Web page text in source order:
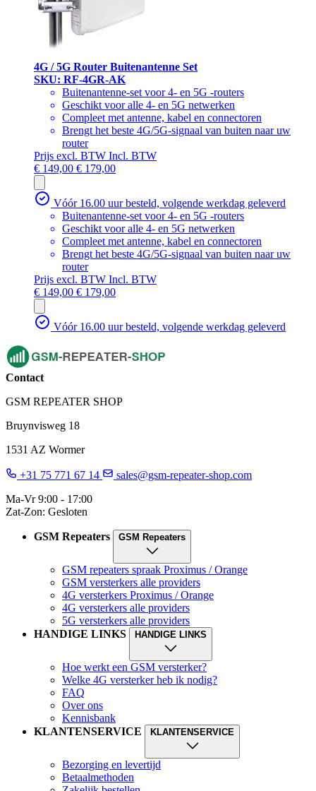
4G / 5G Router Buitenantenne Set
SKU: RF-4GR-AK
Buitenantenne-set voor 4- en 5G -routers
Geschikt voor alle 4- en 5G netwerken
Compleet met antenne, kabel en connectoren
Brengt het beste 4G/5G-signaal van buiten naar uw
router
Prijs excl. BTW Incl. BTW
€ 149,00 € 179,00
Vóór 16.00 uur besteld, volgende werkdag geleverd
Buitenantenne-set voor 4- en 5G -routers
Geschikt voor alle 4- en 5G netwerken
Compleet met antenne, kabel en connectoren
Brengt het beste 4G/5G-signaal van buiten naar uw
router
Prijs excl. BTW Incl. BTW
€ 149,00 € 179,00
Vóór 16.00 uur besteld, volgende werkdag geleverd
Contact
GSM REPEATER SHOP
Bruynvisweg 18
1531 AZ Wormer
+31 75 771 67 14
sales@gsm-repeater-shop.com
Ma-Vr 9:00 - 17:00
Zat-Zon: Gesloten
GSM Repeaters GSM Repeaters
GSM repeaters spraak Proximus / Orange
GSM versterkers alle providers
4G versterkers Proximus / Orange
4G versterkers alle providers
5G versterkers alle providers
HANDIGE LINKS
HANDIGE LINKS
Hoe werkt een GSM versterker?
Welke 4G versterker heb ik nodig?
FAQ
Over ons
Kennisbank
KLANTENSERVICE
KLANTENSERVICE
Bezorging en levertijd
Betaalmethoden